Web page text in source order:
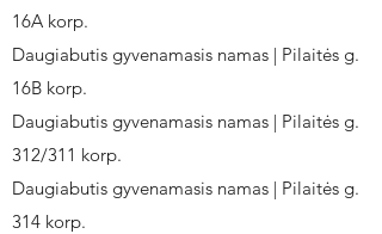
16A korp.
Daugiabutis gyvenamasis namas | Pilaitės g.
16B korp.
Daugiabutis gyvenamasis namas | Pilaitės g.
312/311 korp.
Daugiabutis gyvenamasis namas | Pilaitės g.
314 korp.